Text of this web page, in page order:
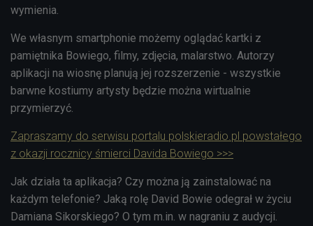
wymienia.
We własnym smartphonie możemy oglądać kartki z
pamiętnika Bowiego, filmy, zdjęcia, malarstwo. Autorzy
aplikacji na wiosnę planują jej rozszerzenie - wszystkie
barwne kostiumy artysty będzie można wirtualnie
przymierzyć.
Zapraszamy do serwisu portalu polskieradio.pl powstałego
z okazji rocznicy śmierci Davida Bowiego >>>
Jak działa ta aplikacja? Czy można ją zainstalować na
każdym telefonie? Jaką rolę David Bowie odegrał w życiu
Damiana Sikorskiego? O tym m.in. w nagraniu z audycji.